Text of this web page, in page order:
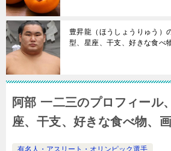
豊昇龍（ほうしょうりゅう）
型、星座、干支、好きな食べ
阿部 一二三のプロフィール
座、干支、好きな食べ物、
有名人・アスリート・オリンピック選手